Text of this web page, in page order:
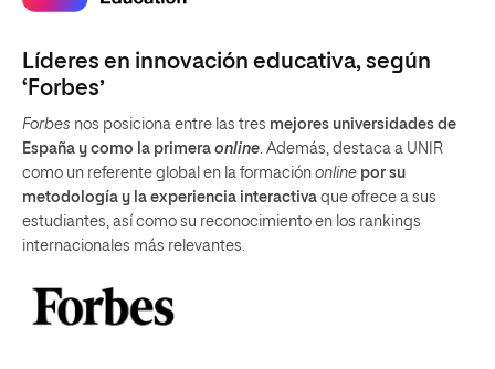
Líderes en innovación educativa, según
‘Forbes’
Forbes nos posiciona entre las tres mejores universidades de
España y como la primera online. Además, destaca a UNIR
como un referente global en la formación online por su
metodología y la experiencia interactiva que ofrece a sus
estudiantes, así como su reconocimiento en los rankings
internacionales más relevantes.